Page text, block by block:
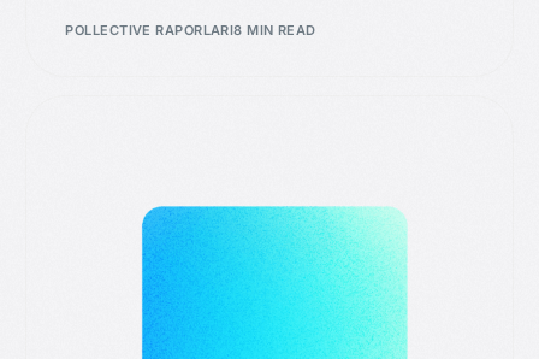
POLLECTIVE RAPORLARI8 MIN READ